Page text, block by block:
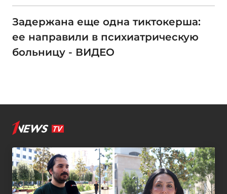
Задержана еще одна тиктокерша:
ее направили в психиатрическую
больницу - ВИДЕО